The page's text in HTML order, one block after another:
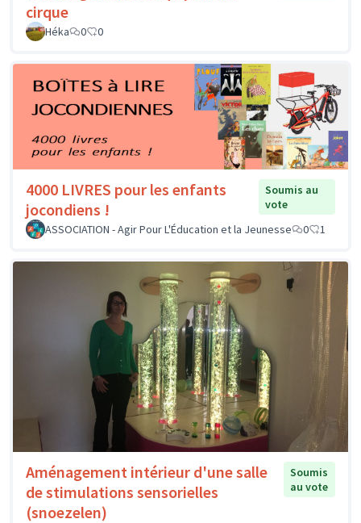
cirque
Héka 0 0
4000 LIVRES pour les enfants
jocondiens !
Soumis au
vote
ASSOCIATION - Agir Pour L'Éducation et la Jeunesse
0 1
Aménagement intérieur d'une salle
de stimulations sensorielles
(snoezelen)
Soumis
au vote